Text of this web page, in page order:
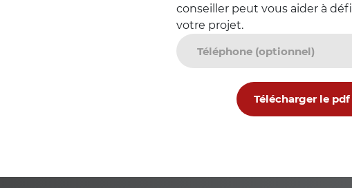
conseiller peut vous aider à
votre projet.
Télécharger le pdf